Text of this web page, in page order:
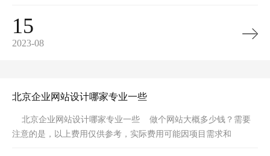
15
2023-08
北京企业网站设计哪家专业一些
北京企业网站设计哪家专业一些 做个网站大概多少钱？需要
注意的是，以上费用仅供参考，实际费用可能因项目需求和